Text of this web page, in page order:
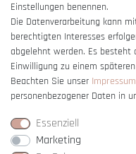
Einstellungen benennen.
Die Datenverarbeitung kann
berechtigten Interesses
abgelehnt werden. Es besteht
Einwilligung zu einem
Beachten Sie unser Impressum
personenbezogener Daten in
Essenziell
Marketing